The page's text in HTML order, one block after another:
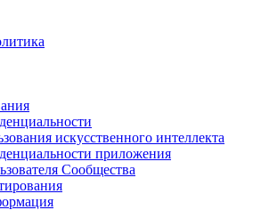
искусственного интеллекта
приложения
Сообщества